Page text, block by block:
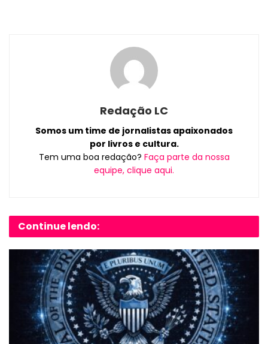
Redação LC
Somos um time de jornalistas apaixonados
por livros e cultura.
Tem uma boa redação? Faça parte da nossa
equipe, clique aqui.
Continue lendo: